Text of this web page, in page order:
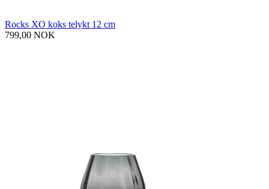
Rocks XO koks telykt 12 cm
799,00 NOK